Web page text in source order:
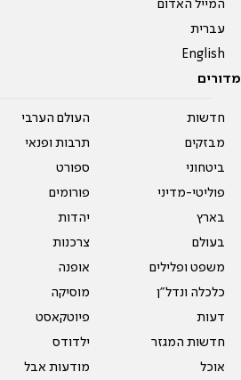
המייל האדום
עברית
English
מדורים
חדשות
מבזקים
ביטחוני
פוליטי-מדיני
בארץ
בעולם
משפט ופלילים
כלכלה ונדל"ן
דעות
חדשות המגזר
אוכל
העולם הערבי
תרבות ופנאי
ספורט
פורומים
יהדות
צרכנות
אופנה
מוסיקה
פיוטקאסט
ילדודס
מודעות אבל